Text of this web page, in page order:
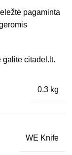
pagaminta
galite citadel.lt.
0.3 kg
WE Knife